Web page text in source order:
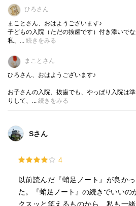
ひろさん
まことさん、おはようございます♪
子どもの入院（ただの抜歯です）付き添いで
私、... 続きをみる
まことさん
ひろさん、おはようございます♪
お子さんの入院、抜歯でも、やっぱり入院は
りして、... 続きをみる
Sさん
4
以前読んだ『蛸足ノート』が良か
た。『蛸足ノート』の続きでいいの
クスッと笑えるものから、私も一